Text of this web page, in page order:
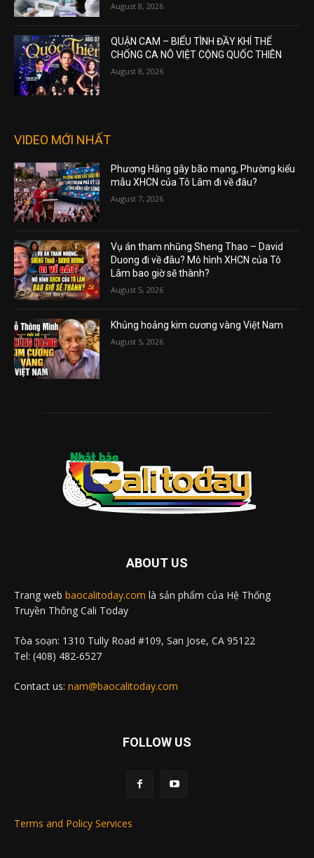
August 8, 2026
QUẬN CAM – BIỂU TÌNH ĐẦY KHÍ THẾ
CHỐNG CA NÔ VIỆT CỘNG QUỐC THIÊN
August 8, 2026
VIDEO MỚI NHẤT
Phương Hằng gây bão mạng, Phường kiểu
mẫu XHCN của Tô Lâm đi về đâu?
August 7, 2026
Vụ án tham nhũng Sheng Thao – David
Duong đi về đâu? Mô hình XHCN của Tô
Lâm bao giờ sẽ thành?
August 5, 2026
Khủng hoảng kim cương vàng Việt Nam
August 5, 2026
ABOUT US
Trang web baocalitoday.com là sản phẩm của Hệ Thống
Truyền Thông Cali Today
Tòa soạn: 1310 Tully Road #109, San Jose, CA 95122
Tel: (408) 482-6527
Contact us: nam@baocalitoday.com
FOLLOW US
Terms and Policy Services